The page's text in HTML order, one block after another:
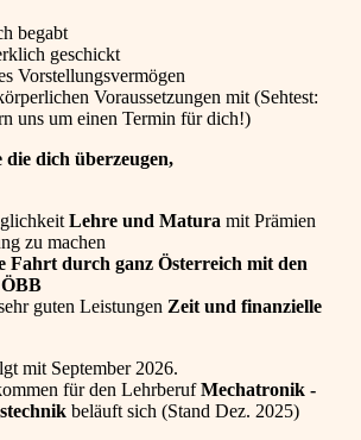
begabt
geschickt
Vorstellungsvermögen
Voraussetzungen mit (Sehtest:
uns um einen Termin für dich!)
die dich überzeugen,
Lehre und Matura mit Prämien
zu machen
Fahrt durch ganz Österreich mit den
guten Leistungen Zeit und finanzielle
mit September 2026.
für den LehrberufMechatronik -
beläuft sich (Stand Dez. 2025)